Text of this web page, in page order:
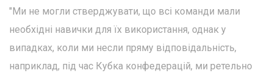
"Ми не могли стверджувати, що всі команди мали
необхідні навички для їх використання, однак у
випадках, коли ми несли пряму відповідальність,
наприклад, під час Кубка конфедерацій, ми ретельно